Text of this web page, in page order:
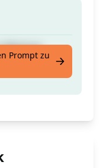
Markup-
zu einem
Prompt zu